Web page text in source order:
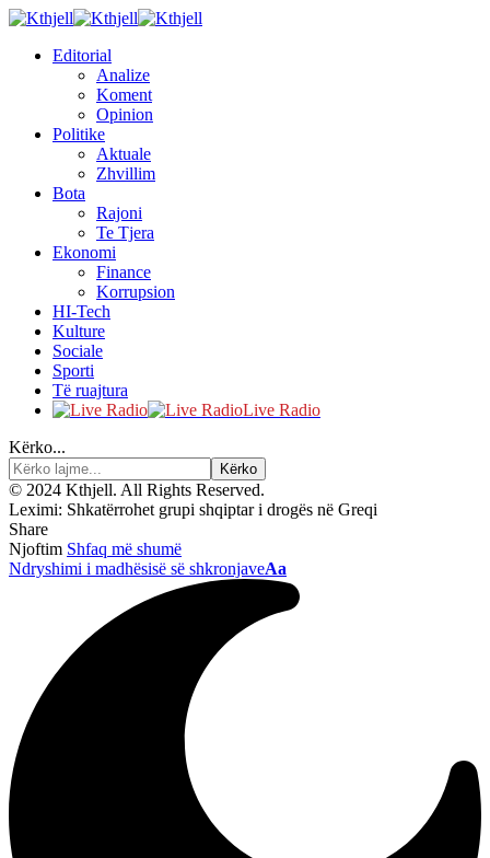
Editorial
Analize
Koment
Opinion
Politike
Aktuale
Zhvillim
Bota
Rajoni
Te Tjera
Ekonomi
Finance
Korrupsion
HI-Tech
Kulture
Sociale
Sporti
Të ruajtura
Live Radio
Kërko...
© 2024 Kthjell. All Rights Reserved.
Leximi: Shkatërrohet grupi shqiptar i drogës në Greqi
Share
Njoftim Shfaq më shumë
Ndryshimi i madhësisë së shkronjaveAa